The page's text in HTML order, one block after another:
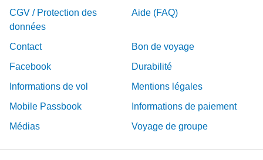
CGV / Protection des
données
Aide (FAQ)
Contact
Bon de voyage
Facebook
Durabilité
Informations de vol
Mentions légales
Mobile Passbook
Informations de paiement
Médias
Voyage de groupe